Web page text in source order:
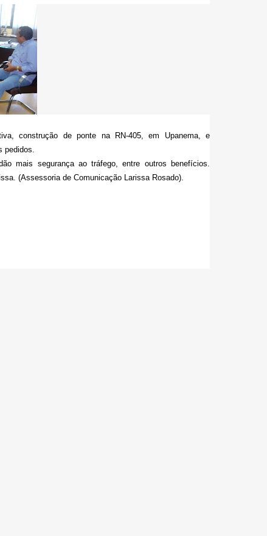
construção de ponte na RN-405, em Upanema, e
pedidos.
mais segurança ao tráfego, entre outros benefícios.
(Assessoria de Comunicação Larissa Rosado).